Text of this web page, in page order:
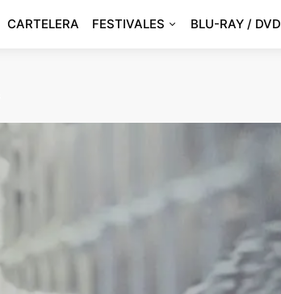
CARTELERA FESTIVALES BLU-RAY / DVD